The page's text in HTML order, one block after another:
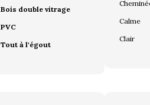
Bois double vitrage
PVC
Tout à l'égout
Calme
Clair